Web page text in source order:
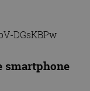
DGsKBPw
smartphone